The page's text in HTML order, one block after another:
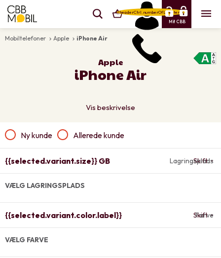
{{headerCtrl.numberOfLineItems}}
Mit CBB
Mobiltelefoner keyboard_arrow_right Apple keyboard_arrow_right iPhone Air
Apple
iPhone Air
Vis beskrivelse
Ny kunde Allerede kunde
{{selected.variant.size}} GB Skift
Lagringsplads
VÆLG LAGRINGSPLADS
{{selected.variant.color.label}} Skift
Farve
VÆLG FARVE